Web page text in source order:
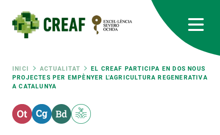
contingut
Fil
d'ariadna
INICI ACTUALITAT
EL CREAF PARTICIPA EN DOS NOUS
PROJECTES PER EMPÈNYER L'AGRICULTURA REGENERATIVA
A CATALUNYA
RRSS
Featured
responsive